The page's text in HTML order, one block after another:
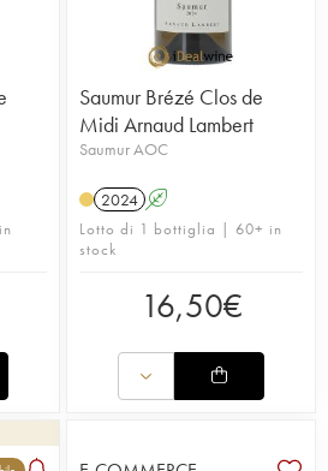
Saumur Brézé Clos de
Midi Arnaud Lambert
Saumur AOC
2024 A
Lotto di 1 bottiglia | 60+ in
stock
16,50€